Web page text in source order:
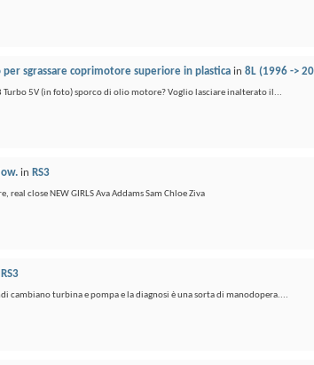
sgrassare coprimotore superiore in plastica in 8L (1996 ->
5V (in foto) sporco di olio motore? Voglio lasciare inalterato il...
in RS3
real close NEW GIRLS Ava Addams Sam Chloe Ziva
RS3
cambiano turbina e pompa e la diagnosi è una sorta di manodopera....